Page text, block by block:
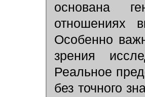
основана
отношениях
Особенно
зрения
Реальное
без точного